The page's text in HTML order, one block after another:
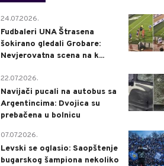
24.07.2026.
Fudbaleri UNA Štrasena
šokirano gledali Grobare:
Nevjerovatna scena na k...
22.07.2026.
Navijači pucali na autobus sa
Argentincima: Dvojica su
prebačena u bolnicu
07.07.2026.
Levski se oglasio: Saopštenje
bugarskog šampiona nekoliko